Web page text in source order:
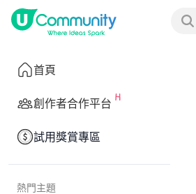
首頁
創作者合作平台
試用獎賞專區
熱門主題